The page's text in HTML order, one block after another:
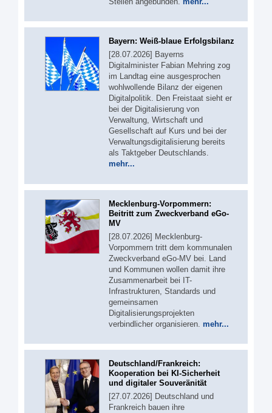
Bayern: Weiß-blaue Erfolgsbilanz
[28.07.2026] Bayerns
Digitalminister Fabian Mehring zog
im Landtag eine ausgesprochen
wohlwollende Bilanz der eigenen
Digitalpolitik. Den Freistaat sieht er
bei der Digitalisierung von
Verwaltung, Wirtschaft und
Gesellschaft auf Kurs und bei der
Verwaltungsdigitalisierung bereits
als Taktgeber Deutschlands.
mehr...
Mecklenburg-Vorpommern:
Beitritt zum Zweckverband eGo-
MV
[28.07.2026] Mecklenburg-
Vorpommern tritt dem kommunalen
Zweckverband eGo-MV bei. Land
und Kommunen wollen damit ihre
Zusammenarbeit bei IT-
Infrastrukturen, Standards und
gemeinsamen
Digitalisierungsprojekten
verbindlicher organisieren. mehr...
Deutschland/Frankreich:
Kooperation bei KI-Sicherheit
und digitaler Souveränität
[27.07.2026] Deutschland und
Frankreich bauen ihre